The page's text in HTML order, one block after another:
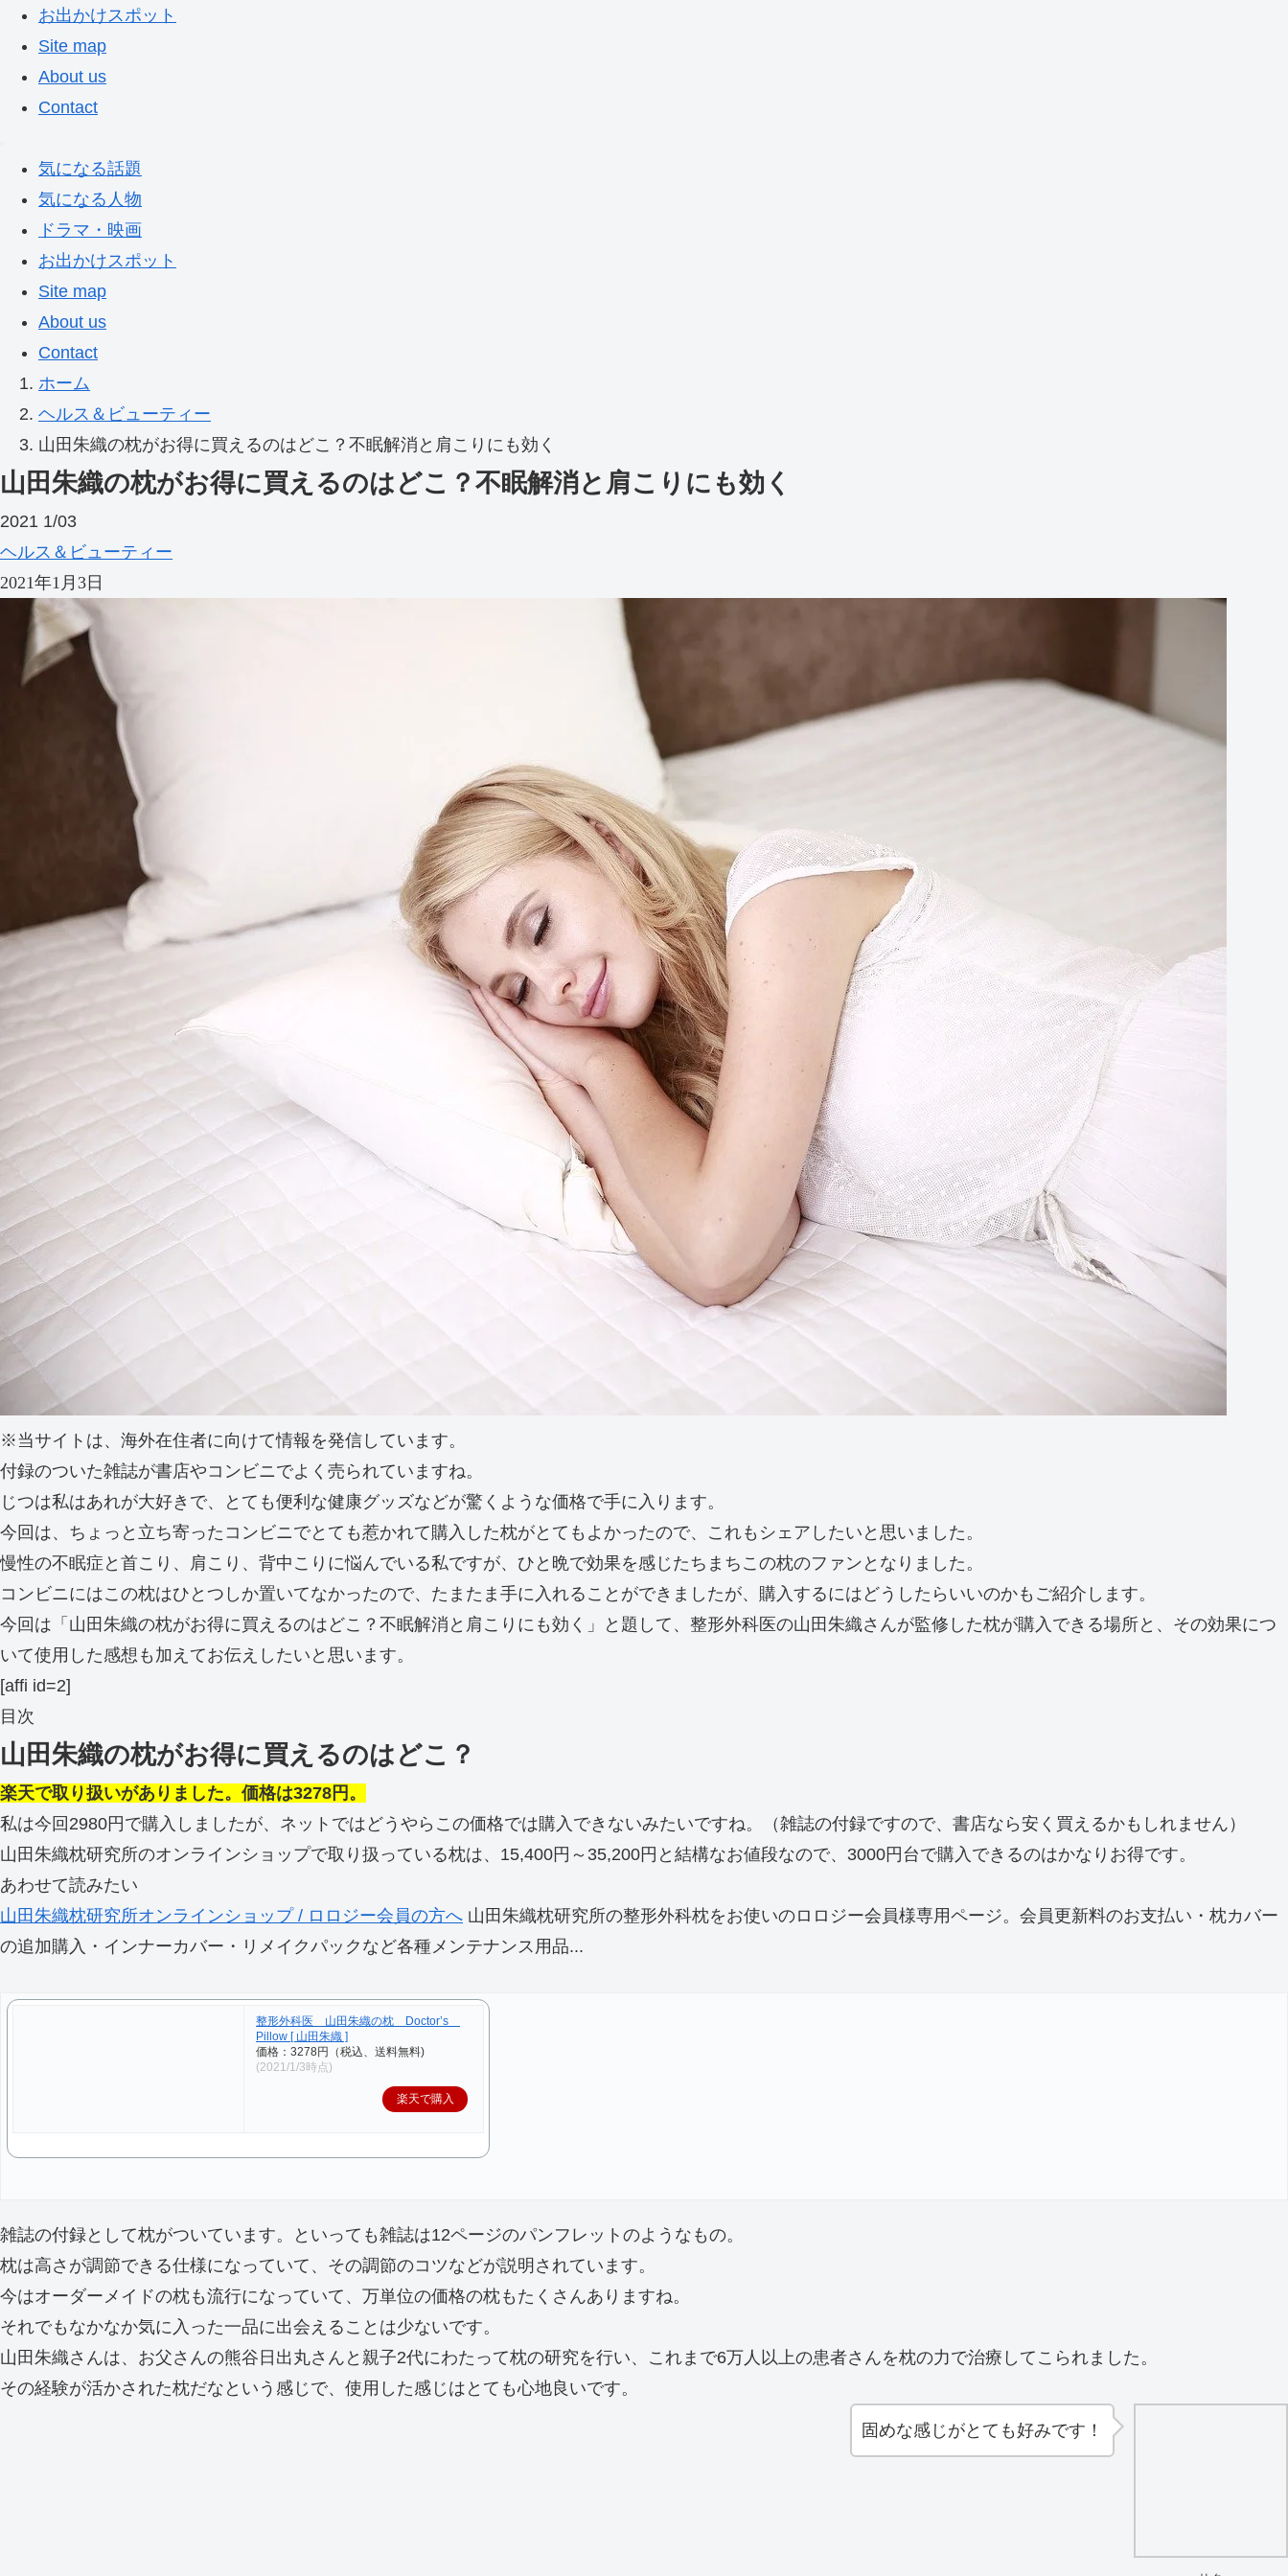
お出かけスポット
Site map
About us
Contact
気になる話題
気になる人物
ドラマ・映画
お出かけスポット
Site map
About us
Contact
ホーム
ヘルス＆ビューティー
山田朱織の枕がお得に買えるのはどこ？不眠解消と肩こりにも効く
山田朱織の枕がお得に買えるのはどこ？不眠解消と肩こりにも効く
2021 1/03
ヘルス＆ビューティー
2021年1月3日
※当サイトは、海外在住者に向けて情報を発信しています。
付録のついた雑誌が書店やコンビニでよく売られていますね。
じつは私はあれが大好きで、とても便利な健康グッズなどが驚くような価格で手に入ります。
今回は、ちょっと立ち寄ったコンビニでとても惹かれて購入した枕がとてもよかったので、これもシェアしたいと思いました。
慢性の不眠症と首こり、肩こり、背中こりに悩んでいる私ですが、ひと晩で効果を感じたちまちこの枕のファンとなりました。
コンビニにはこの枕はひとつしか置いてなかったので、たまたま手に入れることができましたが、購入するにはどうしたらいいのかもご紹介します。
今回は「山田朱織の枕がお得に買えるのはどこ？不眠解消と肩こりにも効く」と題して、整形外科医の山田朱織さんが監修した枕が購入できる場所と、その効果につ
いて使用した感想も加えてお伝えしたいと思います。
[affi id=2]
目次
山田朱織の枕がお得に買えるのはどこ？
楽天で取り扱いがありました。価格は3278円。
私は今回2980円で購入しましたが、ネットではどうやらこの価格では購入できないみたいですね。（雑誌の付録ですので、書店なら安く買えるかもしれません）
山田朱織枕研究所のオンラインショップで取り扱っている枕は、15,400円～35,200円と結構なお値段なので、3000円台で購入できるのはかなりお得です。
あわせて読みたい
山田朱織枕研究所オンラインショップ / ロロジー会員の方へ 山田朱織枕研究所の整形外科枕をお使いのロロジー会員様専用ページ。会員更新料のお支払い・枕カバー
の追加購入・インナーカバー・リメイクパックなど各種メンテナンス用品...
整形外科医 山田朱織の枕 Doctor’s
Pillow [ 山田朱織 ]
価格：3278円（税込、送料無料)
(2021/1/3時点)
楽天で購入
雑誌の付録として枕がついています。といっても雑誌は12ページのパンフレットのようなもの。
枕は高さが調節できる仕様になっていて、その調節のコツなどが説明されています。
今はオーダーメイドの枕も流行になっていて、万単位の価格の枕もたくさんありますね。
それでもなかなか気に入った一品に出会えることは少ないです。
山田朱織さんは、お父さんの熊谷日出丸さんと親子2代にわたって枕の研究を行い、これまで6万人以上の患者さんを枕の力で治療してこられました。
その経験が活かされた枕だなという感じで、使用した感じはとても心地良いです。
固めな感じがとても好みです！